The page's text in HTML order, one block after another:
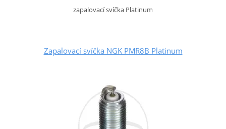
zapalovací svíčka Platinum
Zapalovací svíčka NGK PMR8B Platinum